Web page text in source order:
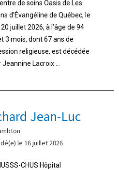
de soins Oasis de Les
d’Évangéline de Québec, le
20 juillet 2026, à l’âge de 94
3 mois, dont 67 ans de
religieuse, est décédée
Lacroix ...
Jean-Luc
le 16 juillet 2026
CHUS Hôpital